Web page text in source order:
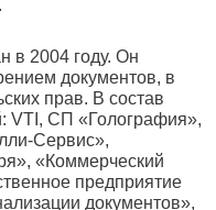
в 2004 году. Он
документов, в
прав. В состав
VTI, СП «Голография»,
Сервис»,
«Коммерческий
предприятие
документов»,